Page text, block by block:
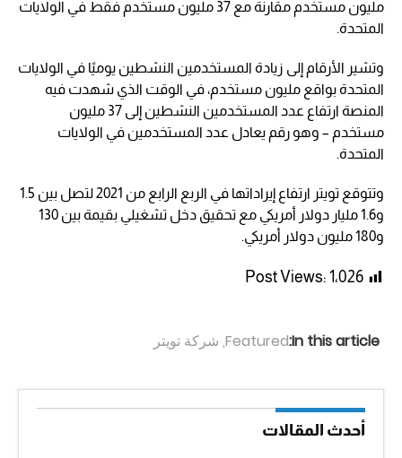
مليون مستخدم مقارنة مع 37 مليون مستخدم فقط في الولايات
المتحدة.
وتشير الأرقام إلى زيادة المستخدمين النشطين يوميًا في الولايات
المتحدة بواقع مليون مستخدم، في الوقت الذي شهدت فيه
المنصة ارتفاع عدد المستخدمين النشطين إلى 37 مليون
مستخدم – وهو رقم يعادل عدد المستخدمين في الولايات
المتحدة.
وتتوقع تويتر ارتفاع إيراداتها في الربع الرابع من 2021 لتصل بين 1.5
و1.6 مليار دولار أمريكي مع تحقيق دخل تشغيلي بقيمة بين 130
و180 مليون دولار أمريكي.
Post Views: 1٬026
In this article:
Featured
, شركة تويتر
أحدث المقالات